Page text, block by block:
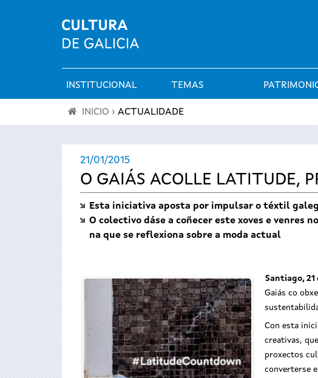
Menú
principal
INSTITUCIONAL TEMAS
está
aquí
INICIO › ACTUALIDADE
21/01/2015
O GAIÁS ACOLLE LATITUDE,
Esta iniciativa aposta por impulsar o téxtil
O colectivo dáse a coñecer este xoves e venres
na que se reflexiona sobre a moda actual
Santiago, 21
Gaiás co
Con esta
creativas,
proxectos
converterse